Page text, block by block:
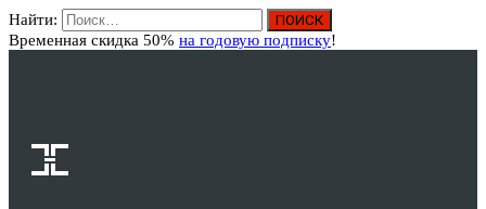
Найти:
Временная скидка 50% на годовую подписку!